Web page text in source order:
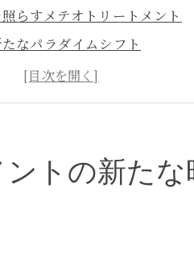
らすメテオトリートメント
なパラダイムシフト
らす銀座の変革
メントの歴史と進化
ふさわしい髪質改善
ントが銀座で髪に与える奇跡
トの新たな